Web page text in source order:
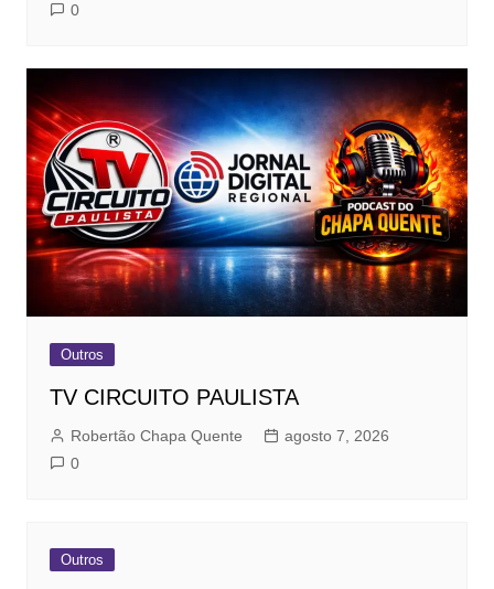
0
Outros
TV CIRCUITO PAULISTA
Robertão Chapa Quente
agosto 7, 2026
0
Outros